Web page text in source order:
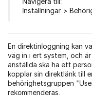
Inställningar >
En direktinloggning kan
väg in i ert system, och
anställda ska ha ett
kopplar sin direktlänk till
behörighetsgruppen
rekommenderas.